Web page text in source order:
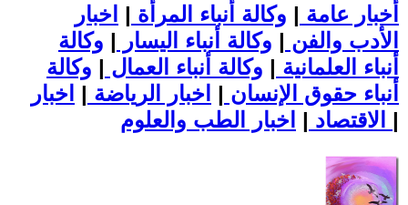
أخبار عامة | وكالة أنباء المرأة | اخبار
الأدب والفن | وكالة أنباء اليسار | وكالة
أنباء العلمانية | وكالة أنباء العمال | وكالة
أنباء حقوق الإنسان | اخبار الرياضة | اخبار
الاقتصاد | |